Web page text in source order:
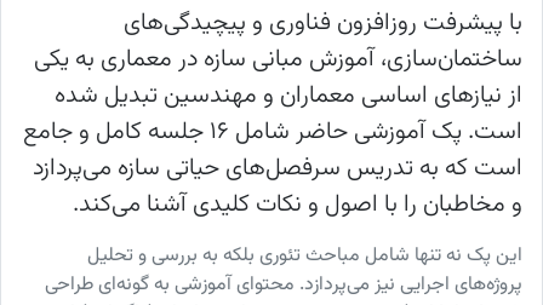
با پیشرفت روزافزون فناوری و پیچیدگی‌های
ساختمان‌سازی، آموزش مبانی سازه در معماری به یکی
از نیازهای اساسی معماران و مهندسین تبدیل شده
است. پک آموزشی حاضر شامل ۱۶ جلسه کامل و جامع
است که به تدریس سرفصل‌های حیاتی سازه می‌پردازد
و مخاطبان را با اصول و نکات کلیدی آشنا می‌کند.
این پک نه تنها شامل مباحث تئوری بلکه به بررسی و تحلیل
پروژه‌های اجرایی نیز می‌پردازد. محتوای آموزشی به گونه‌ای طراحی